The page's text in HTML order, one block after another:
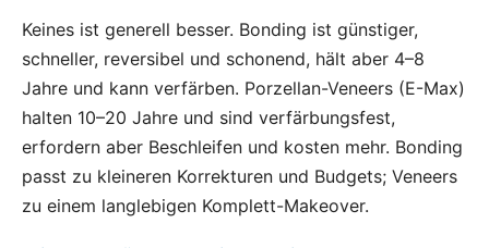
Keines ist generell besser. Bonding ist günstiger,
schneller, reversibel und schonend, hält aber 4–8
Jahre und kann verfärben. Porzellan-Veneers (E-Max)
halten 10–20 Jahre und sind verfärbungsfest,
erfordern aber Beschleifen und kosten mehr. Bonding
passt zu kleineren Korrekturen und Budgets; Veneers
zu einem langlebigen Komplett-Makeover.